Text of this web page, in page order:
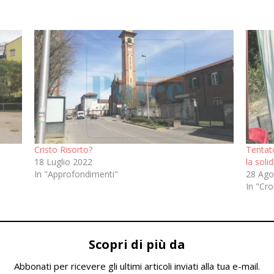
Cristo Risorto?
18 Luglio 2022
In "Approfondimenti"
la
28
In
Scopri di più da
Abbonati per ricevere gli ultimi articoli inviati alla tua e-mail.